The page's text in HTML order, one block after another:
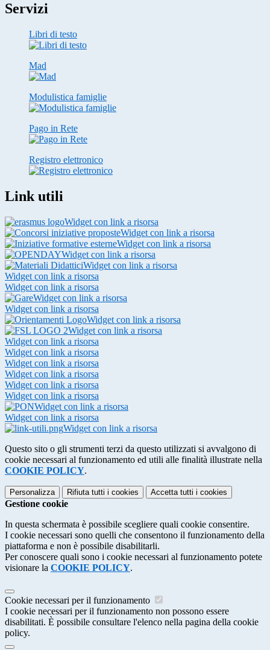
Servizi
Libri di testo
Mad
Modulistica famiglie
Pago in Rete
Registro elettronico
Link utili
Widget con link a risorsa
Widget con link a risorsa
Widget con link a risorsa
Widget con link a risorsa
Widget con link a risorsa
Widget con link a risorsa
Widget con link a risorsa
Widget con link a risorsa
Widget con link a risorsa
Widget con link a risorsa
Widget con link a risorsa
Widget con link a risorsa
Widget con link a risorsa
Widget con link a risorsa
Widget con link a risorsa
Widget con link a risorsa
Widget con link a risorsa
Widget con link a risorsa
Widget con link a risorsa
Widget con link a risorsa
Questo sito o gli strumenti terzi da questo utilizzati si avvalgono di
cookie necessari al funzionamento ed utili alle finalità illustrate nella
COOKIE POLICY.
Personalizza Rifiuta tutti i cookies Accetta tutti i cookies
Gestione cookie
In questa schermata è possibile scegliere quali cookie consentire.
I cookie necessari sono quelli che consentono il funzionamento della
piattaforma e non è possibile disabilitarli.
Per conoscere quali sono i cookie necessari al funzionamento potete
visionare la COOKIE POLICY.
Cookie necessari per il funzionamento
I cookie necessari per il funzionamento non possono essere
disabilitati. È possibile consultare l'elenco nella pagina della cookie
policy.